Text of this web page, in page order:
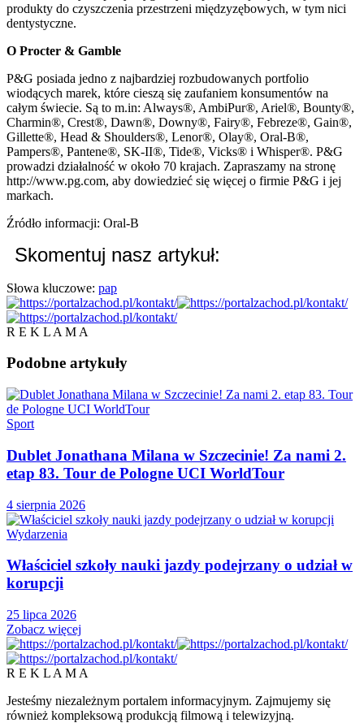
produkty do czyszczenia przestrzeni międzyzębowych, w tym nici
dentystyczne.
O Procter & Gamble
P&G posiada jedno z najbardziej rozbudowanych portfolio
wiodących marek, które cieszą się zaufaniem konsumentów na
całym świecie. Są to m.in: Always®, AmbiPur®, Ariel®, Bounty®,
Charmin®, Crest®, Dawn®, Downy®, Fairy®, Febreze®, Gain®,
Gillette®, Head & Shoulders®, Lenor®, Olay®, Oral-B®,
Pampers®, Pantene®, SK-II®, Tide®, Vicks® i Whisper®. P&G
prowadzi działalność w około 70 krajach. Zapraszamy na stronę
http://www.pg.com, aby dowiedzieć się więcej o firmie P&G i jej
markach.
Źródło informacji: Oral-B
Skomentuj nasz artykuł:
Słowa kluczowe: pap
R E K L A M A
Podobne artykuły
Sport
Dublet Jonathana Milana w Szczecinie! Za nami 2.
etap 83. Tour de Pologne UCI WorldTour
4 sierpnia 2026
Wydarzenia
Właściciel szkoły nauki jazdy podejrzany o udział w
korupcji
25 lipca 2026
Zobacz więcej
R E K L A M A
Jesteśmy niezależnym portalem informacyjnym. Zajmujemy się
również kompleksową produkcją filmową i telewizyjną.